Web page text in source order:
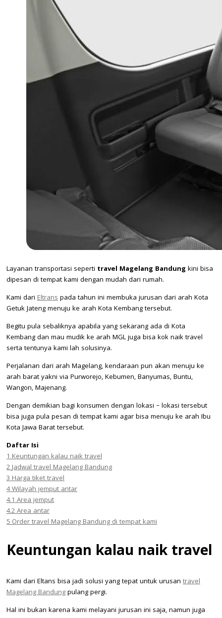
Layanan transportasi seperti travel Magelang Bandung kini bisa
dipesan di tempat kami dengan mudah dari rumah.
Kami dari Eltranspada tahun ini membuka jurusan dari arah Kota
Getuk Jateng menuju ke arah Kota Kembang tersebut.
Begitu pula sebaliknya apabila yang sekarang ada di Kota
Kembang dan mau mudik ke arah MGL juga bisa kok naik travel
serta tentunya kami lah solusinya.
Perjalanan dari arah Magelang, kendaraan pun akan menuju ke
arah barat yakni via Purworejo, Kebumen, Banyumas, Buntu,
Wangon, Majenang.
Dengan demikian bagi konsumen dengan lokasi – lokasi tersebut
bisa juga pula pesan di tempat kami agar bisa menuju ke arah Ibu
Kota Jawa Barat tersebut.
Daftar Isi
1Keuntungan kalau naik travel
2Jadwal travel Magelang Bandung
3Harga tiket travel
4Wilayah jemput antar
4.1Area jemput
4.2Area antar
5Order travel Magelang Bandung di tempat kami
Keuntungan kalau naik travel
Kami dari Eltans bisa jadi solusi yang tepat untuk urusan travel
Magelang Bandungpulang pergi.
Hal ini bukan karena kami melayani jurusan ini saja, namun juga